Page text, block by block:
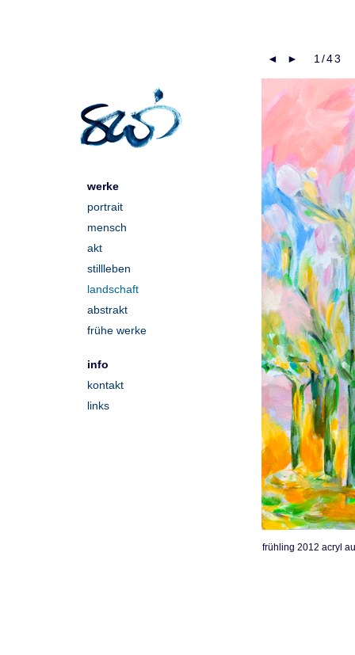
werke
portrait
mensch
akt
stillleben
landschaft
abstrakt
frühe werke
info
kontakt
links
◄ ► 1/43
frühling 2012 acryl